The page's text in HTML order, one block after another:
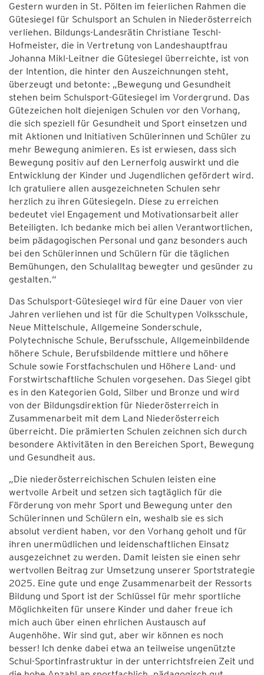
Gestern wurden in St. Pölten im feierlichen Rahmen die
Gütesiegel für Schulsport an Schulen in Niederösterreich
verliehen. Bildungs-Landesrätin Christiane Teschl-
Hofmeister, die in Vertretung von Landeshauptfrau
Johanna Mikl-Leitner die Gütesiegel überreichte, ist von
der Intention, die hinter den Auszeichnungen steht,
überzeugt und betonte: „Bewegung und Gesundheit
stehen beim Schulsport-Gütesiegel im Vordergrund. Das
Gütezeichen holt diejenigen Schulen vor den Vorhang,
die sich speziell für Gesundheit und Sport einsetzen und
mit Aktionen und Initiativen Schülerinnen und Schüler zu
mehr Bewegung animieren. Es ist erwiesen, dass sich
Bewegung positiv auf den Lernerfolg auswirkt und die
Entwicklung der Kinder und Jugendlichen gefördert wird.
Ich gratuliere allen ausgezeichneten Schulen sehr
herzlich zu ihren Gütesiegeln. Diese zu erreichen
bedeutet viel Engagement und Motivationsarbeit aller
Beteiligten. Ich bedanke mich bei allen Verantwortlichen,
beim pädagogischen Personal und ganz besonders auch
bei den Schülerinnen und Schülern für die täglichen
Bemühungen, den Schulalltag bewegter und gesünder zu
gestalten.“
Das Schulsport-Gütesiegel wird für eine Dauer von vier
Jahren verliehen und ist für die Schultypen Volksschule,
Neue Mittelschule, Allgemeine Sonderschule,
Polytechnische Schule, Berufsschule, Allgemeinbildende
höhere Schule, Berufsbildende mittlere und höhere
Schule sowie Forstfachschulen und Höhere Land- und
Forstwirtschaftliche Schulen vorgesehen. Das Siegel gibt
es in den Kategorien Gold, Silber und Bronze und wird
von der Bildungsdirektion für Niederösterreich in
Zusammenarbeit mit dem Land Niederösterreich
überreicht. Die prämierten Schulen zeichnen sich durch
besondere Aktivitäten in den Bereichen Sport, Bewegung
und Gesundheit aus.
„Die niederösterreichischen Schulen leisten eine
wertvolle Arbeit und setzen sich tagtäglich für die
Förderung von mehr Sport und Bewegung unter den
Schülerinnen und Schülern ein, weshalb sie es sich
absolut verdient haben, vor den Vorhang geholt und für
ihren unermüdlichen und leidenschaftlichen Einsatz
ausgezeichnet zu werden. Damit leisten sie einen sehr
wertvollen Beitrag zur Umsetzung unserer Sportstrategie
2025. Eine gute und enge Zusammenarbeit der Ressorts
Bildung und Sport ist der Schlüssel für mehr sportliche
Möglichkeiten für unsere Kinder und daher freue ich
mich auch über einen ehrlichen Austausch auf
Augenhöhe. Wir sind gut, aber wir können es noch
besser! Ich denke dabei etwa an teilweise ungenützte
Schul-Sportinfrastruktur in der unterrichtsfreien Zeit und